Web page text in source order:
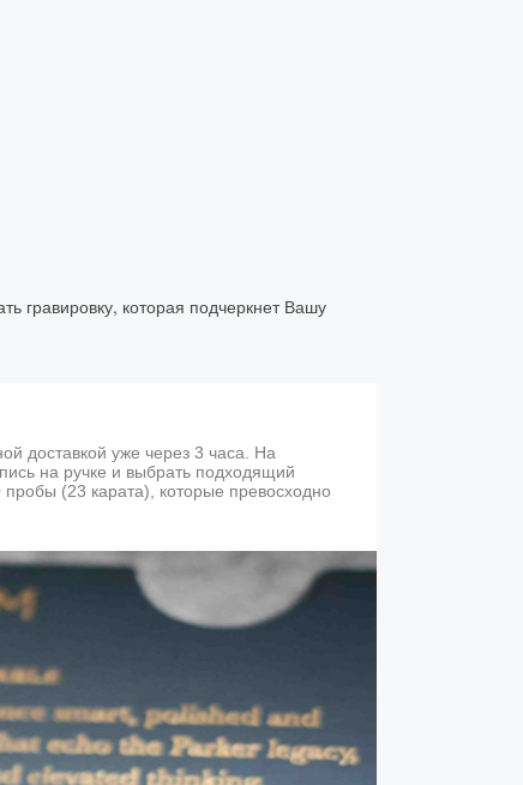
гравировку, которая подчеркнет Вашу
доставкой уже через 3 часа. На
на ручке и выбрать подходящий
(23 карата), которые превосходно